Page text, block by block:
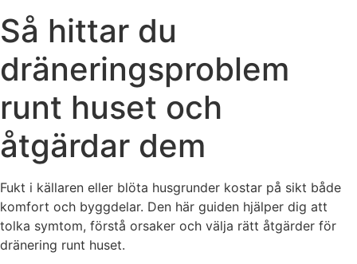
Så hittar du
dräneringsproblem
runt huset och
åtgärdar dem
Fukt i källaren eller blöta husgrunder kostar på sikt både
komfort och byggdelar. Den här guiden hjälper dig att
tolka symtom, förstå orsaker och välja rätt åtgärder för
dränering runt huset.